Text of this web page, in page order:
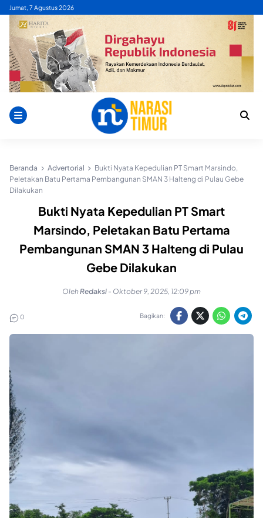
Skip
content
Jumat, 7 Agustus 2026
Beranda Advertorial
Bukti Nyata Kepedulian PT Smart Marsindo,
Peletakan Batu Pertama Pembangunan SMAN 3 Halteng di Pulau Gebe
Dilakukan
Bukti Nyata Kepedulian PT Smart
Marsindo, Peletakan Batu Pertama
Pembangunan SMAN 3 Halteng di Pulau
Gebe Dilakukan
OlehRedaksi - Oktober 9, 2025, 12:09 pm
0 Bagikan: